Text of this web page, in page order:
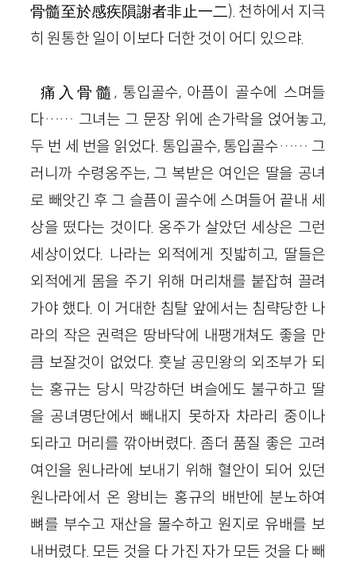
骨髓至於感疾隕謝者非止一二). 천하에서 지극
히 원통한 일이 이보다 더한 것이 어디 있으랴.
痛入骨髓, 통입골수, 아픔이 골수에 스며들
다…… 그녀는 그 문장 위에 손가락을 얹어놓고,
두 번 세 번을 읽었다. 통입골수, 통입골수…… 그
러니까 수령옹주는, 그 복받은 여인은 딸을 공녀
로 빼앗긴 후 그 슬픔이 골수에 스며들어 끝내 세
상을 떴다는 것이다. 옹주가 살았던 세상은 그런
세상이었다. 나라는 외적에게 짓밟히고, 딸들은
외적에게 몸을 주기 위해 머리채를 붙잡혀 끌려
가야 했다. 이 거대한 침탈 앞에서는 침략당한 나
라의 작은 권력은 땅바닥에 내팽개쳐도 좋을 만
큼 보잘것이 없었다. 훗날 공민왕의 외조부가 되
는 홍규는 당시 막강하던 벼슬에도 불구하고 딸
을 공녀명단에서 빼내지 못하자 차라리 중이나
되라고 머리를 깎아버렸다. 좀더 품질 좋은 고려
여인을 원나라에 보내기 위해 혈안이 되어 있던
원나라에서 온 왕비는 홍규의 배반에 분노하여
뼈를 부수고 재산을 몰수하고 원지로 유배를 보
내버렸다. 모든 것을 다 가진 자가 모든 것을 다 빼